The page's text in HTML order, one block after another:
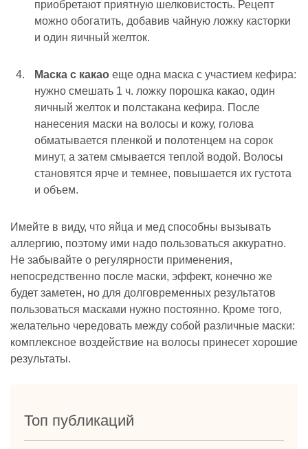
приобретают приятную шелковистость. Рецепт
можно обогатить, добавив чайную ложку касторки
и один яичный желток.
Маска с какао еще одна маска с участием кефира:
нужно смешать 1 ч. ложку порошка какао, один
яичный желток и полстакана кефира. После
нанесения маски на волосы и кожу, голова
обматывается пленкой и полотенцем на сорок
минут, а затем смывается теплой водой. Волосы
становятся ярче и темнее, повышается их густота
и объем.
Имейте в виду, что яйца и мед способны вызывать
аллергию, поэтому ими надо пользоваться аккуратно.
Не забывайте о регулярности применения,
непосредственно после маски, эффект, конечно же
будет заметен, но для долговременных результатов
пользоваться масками нужно постоянно. Кроме того,
желательно чередовать между собой различные маски:
комплексное воздействие на волосы принесет хорошие
результаты.
Топ публикаций